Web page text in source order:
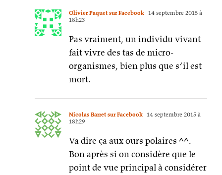
Olivier Paquet sur Facebook 14 septembre 2015 à
18h23
Pas vraiment, un individu vivant
fait vivre des tas de micro-
organismes, bien plus que s’il est
mort.
Nicolas Barret sur Facebook 14 septembre 2015 à
18h29
Va dire ça aux ours polaires ^^.
Bon après si on considère que le
point de vue principal à considérer